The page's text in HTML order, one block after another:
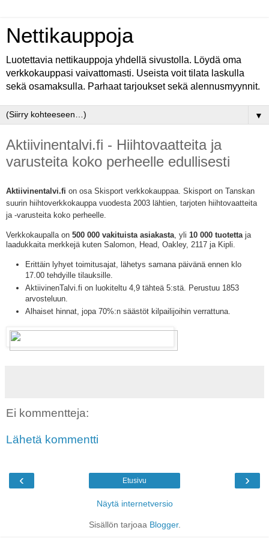
Nettikauppoja
Luotettavia nettikauppoja yhdellä sivustolla. Löydä oma
verkkokauppasi vaivattomasti. Useista voit tilata laskulla
sekä osamaksulla. Parhaat tarjoukset sekä alennusmyynnit.
▼
Aktiivinentalvi.fi - Hiihtovaatteita ja
varusteita koko perheelle edullisesti
Aktiivinentalvi.fi on osa Skisport verkkokauppaa. Skisport on Tanskan
suurin hiihtoverkkokauppa vuodesta 2003 lähtien, tarjoten hiihtovaatteita
ja -varusteita koko perheelle.
Verkkokaupalla on 500 000 vakituista asiakasta , yli 10 000 tuotetta ja
laadukkaita merkkejä kuten Salomon, Head, Oakley, 2117 ja Kipli.
Erittäin lyhyet toimitusajat, lähetys samana päivänä ennen klo
17.00 tehdyille tilauksille.
AktiivinenTalvi.fi on luokiteltu 4,9 tähteä 5:stä. Perustuu 1853
arvosteluun.
Alhaiset hinnat, jopa 70%:n säästöt kilpailijoihin verrattuna.
Ei kommentteja:
Lähetä kommentti
‹ ›
Etusivu
Näytä internetversio
Sisällön tarjoaa Blogger.